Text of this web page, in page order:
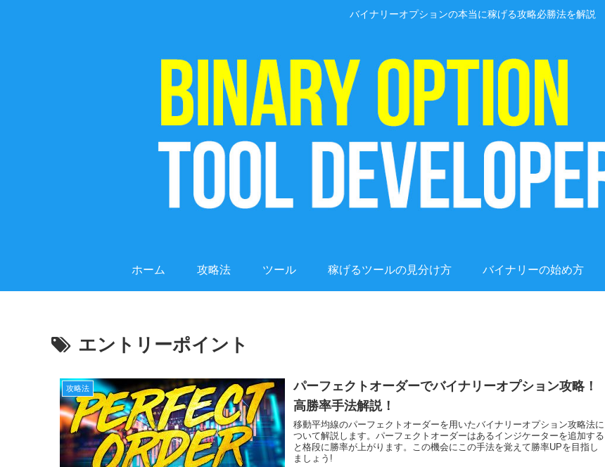
バイナリーオプションの本当に稼げる攻略必勝法を解説
ホーム 攻略法 ツール 稼げるツールの見分け方 バイナリーの始め方
エントリーポイント
攻略法
パーフェクトオーダーでバイナリーオプション攻略！
高勝率手法解説！
移動平均線のパーフェクトオーダーを用いたバイナリーオプション攻略法に
ついて解説します。パーフェクトオーダーはあるインジケーターを追加する
と格段に勝率が上がります。この機会にこの手法を覚えて勝率UPを目指し
ましょう!